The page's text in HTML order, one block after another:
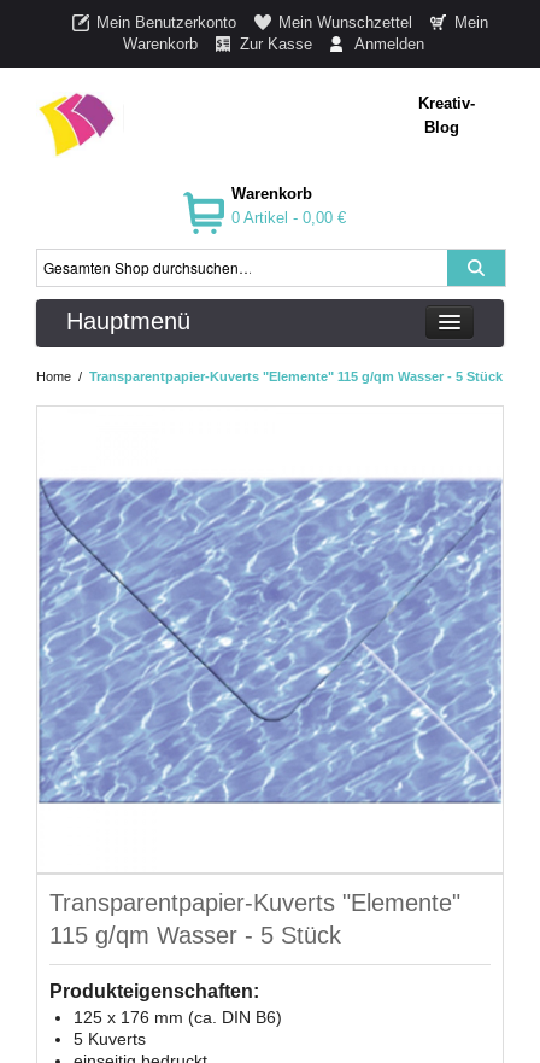
Mein Benutzerkonto Mein Wunschzettel
Mein
Warenkorb
Zur Kasse Anmelden
Kreativ-
Blog
Warenkorb
0 Artikel - 0,00 €
Hauptmenü
Home / Transparentpapier-Kuverts "Elemente" 115 g/qm Wasser - 5 Stück
Transparentpapier-Kuverts "Elemente"
115 g/qm Wasser - 5 Stück
Produkteigenschaften:
125 x 176 mm (ca. DIN B6)
5 Kuverts